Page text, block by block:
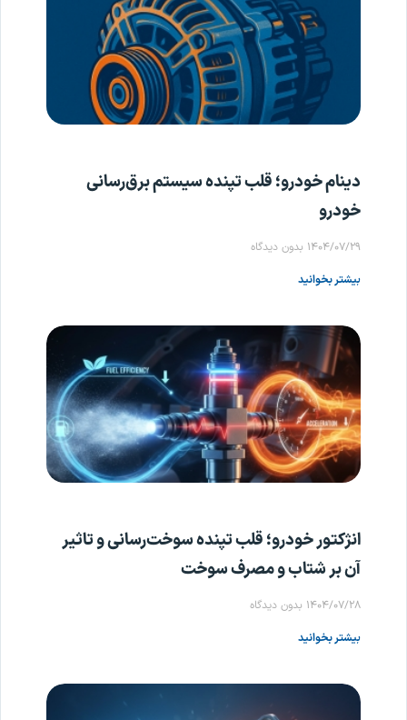
دینام خودرو؛ قلب تپنده سیستم برق‌رسانی
خودرو
۱۴۰۴/۰۷/۲۹ بدون دیدگاه
بیشتر بخوانید
انژکتور خودرو؛ قلب تپنده سوخت‌رسانی و تاثیر
آن بر شتاب و مصرف سوخت
۱۴۰۴/۰۷/۲۸ بدون دیدگاه
بیشتر بخوانید